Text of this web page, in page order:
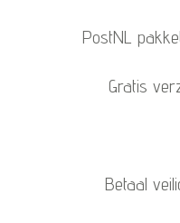
PostNL
Gratis
Betaal